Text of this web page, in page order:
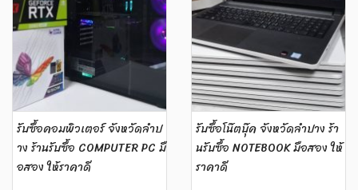
รับซื้อคอมพิวเตอร์ จังหวัดลำป
าง ร้านรับซื้อ COMPUTER PC มื
อสอง ให้ราคาดี
รับซื้อโน๊ตบุ๊ค จังหวัดลำปาง ร้า
นรับซื้อ NOTEBOOK มือสอง ให้
ราคาดี